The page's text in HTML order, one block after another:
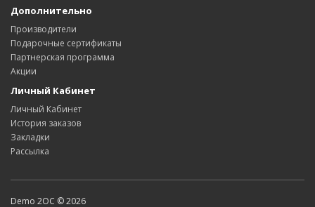
Дополнительно
Производители
Подарочные сертификаты
Партнерская программа
Акции
Личный Кабинет
Личный Кабинет
История заказов
Закладки
Рассылка
Demo 2OC © 2026